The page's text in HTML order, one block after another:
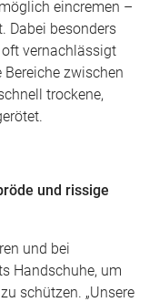
eincremen –
Dabei besonders
vernachlässigt
zwischen
trockene,
und rissige
und bei
Handschuhe, um
schützen. „Unsere